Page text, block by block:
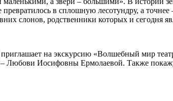
в сплошную лесотундру, а
слонов, родственники которых и
на экскурсию «Волшебный мир
Любови Иосифовны Ермолаевой. Также